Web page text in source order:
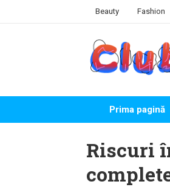
Beauty Fashion
Prima pagină
Riscuri